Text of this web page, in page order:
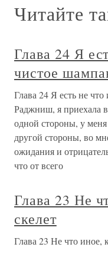
Читайте
Глава 24 Я
чистое
Глава 24 Я есть не
Раджниш, я приехала
одной стороны, у
другой стороны, во
ожидания и
что от всего
Глава 23 Не
скелет
Глава 23 Не что иное,